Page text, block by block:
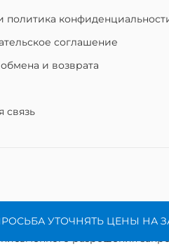
политика
соглашение
и возврата
связь
разрешения
УТОЧНЯТЬ ЦЕНЫ НА